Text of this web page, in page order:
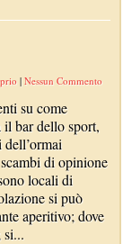
|Nessun Commento
su come
il bar dello sport,
di opinione
locali di
si può
aperitivo; dove
si...